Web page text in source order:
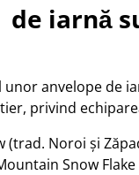
de iarnă
anvelope de
privind
(trad. Noroi și
Snow